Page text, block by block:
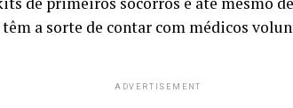
a sorte de contar com médicos
ADVERTISEMENT